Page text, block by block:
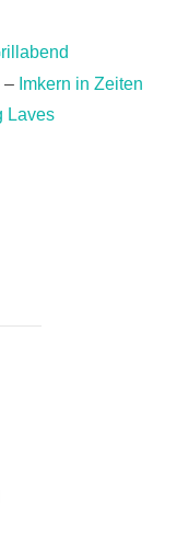
– Imkern in Zeiten
Laves